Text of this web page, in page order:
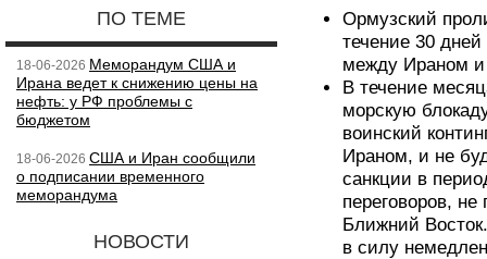
ПО ТЕМЕ
18-06-2026 Меморандум США и
Ирана ведет к снижению цены на
нефть: у РФ проблемы с
бюджетом
18-06-2026 США и Иран сообщили
о подписании временного
меморандума
НОВОСТИ
Ормузский
течение 30
между Ираном
В течение
морскую
воинский
Ираном, и не
санкции в
переговоров,
Ближний
в силу